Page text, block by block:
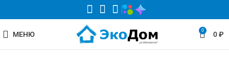
МЕНЮ 0 0₽